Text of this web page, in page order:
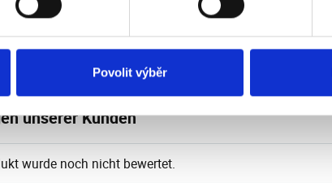
Povolit výběr
unserer Kunden
wurde noch nicht bewertet.